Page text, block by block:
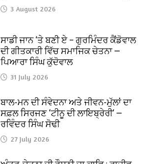
3 August 2026
ਸਾਡੀ ਜਾਨ ‘ਤੇ ਬਣੀ ਏ – ਗੁਰਮਿੰਦਰ ਕੈਂਡੋਵਾਲ
ਦੀ ਗੀਤਕਾਰੀ ਵਿੱਚ ਸਮਾਜਿਕ ਚੇਤਨਾ —
ਪਿਆਰਾ ਸਿੰਘ ਕੁੱਦੋਵਾਲ
31 July 2026
ਬਾਲ-ਮਨ ਦੀ ਸੰਵੇਦਨਾ ਅਤੇ ਜੀਵਨ-ਮੁੱਲਾਂ ਦਾ
ਸਫ਼ਲ ਸਿਰਜਣ ‘ਟੀਨੂ ਦੀ ਲਾਇਬ੍ਰੇਰੀ’ —
ਰਵਿੰਦਰ ਸਿੰਘ ਸੋਢੀ
27 July 2026